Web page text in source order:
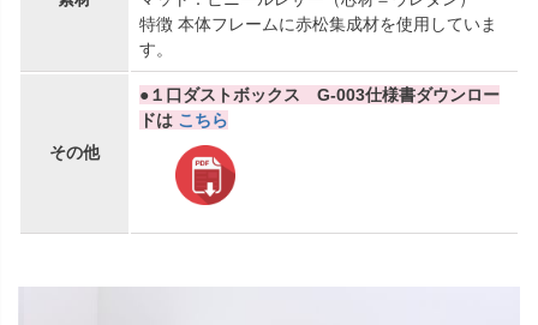
特徴 本体フレームに赤松集成材を使用していま
す。
その他
●１口ダストボックス G-003仕様書ダウンロー
ドは こちら